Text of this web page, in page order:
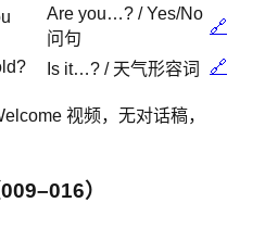
Are you…? / Yes/No
问句
🔗
Is it…? / 天气形容词 🔗
视频，无对话稿，
）